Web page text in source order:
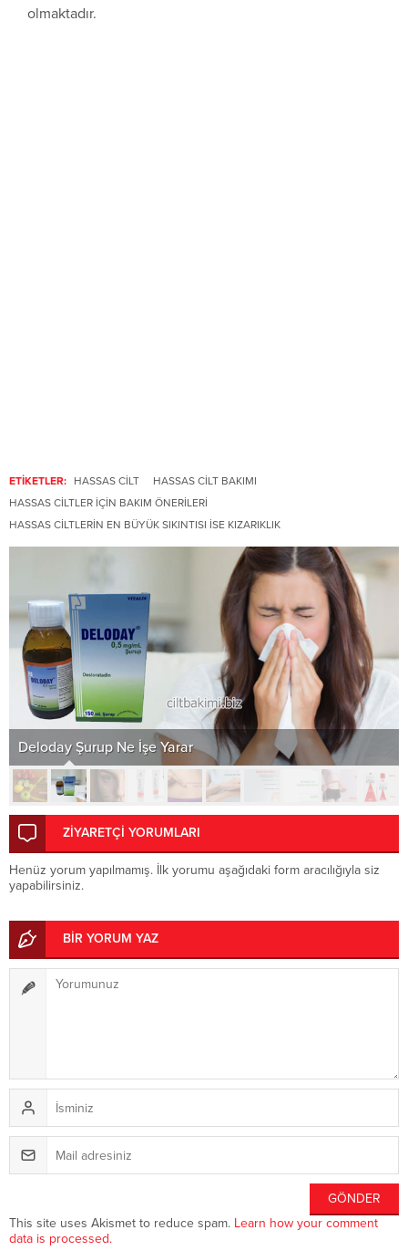
olmaktadır.
ETİKETLER: HASSAS CILT
HASSAS CILT BAKIMI
HASSAS CILTLER IÇIN BAKIM ÖNERILERI
HASSAS CILTLERIN EN BÜYÜK SIKINTISI ISE KIZARIKLIK
Deloday Şurup Ne İşe Yarar
ZİYARETÇİ YORUMLARI
Henüz yorum yapılmamış. İlk yorumu aşağıdaki form aracılığıyla siz
yapabilirsiniz.
BİR YORUM YAZ
This site uses Akismet to reduce spam. Learn how your comment
data is processed.